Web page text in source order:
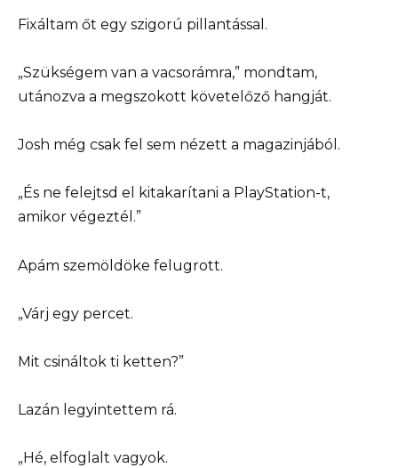
Fixáltam őt egy szigorú pillantással.
„Szükségem van a vacsorámra,” mondtam,
utánozva a megszokott követelőző hangját.
Josh még csak fel sem nézett a magazinjából.
„És ne felejtsd el kitakarítani a PlayStation-t,
amikor végeztél.”
Apám szemöldöke felugrott.
„Várj egy percet.
Mit csináltok ti ketten?”
Lazán legyintettem rá.
„Hé, elfoglalt vagyok.